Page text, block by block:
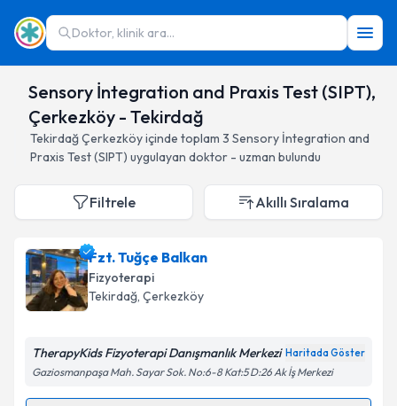
Doktor, klinik ara...
Sensory İntegration and Praxis Test (SIPT),
Çerkezköy - Tekirdağ
TekirdağÇerkezköyiçinde toplam 3 Sensory İntegration and
Praxis Test (SIPT) uygulayan doktor - uzman bulundu
Filtrele Akıllı Sıralama
Fzt. Tuğçe Balkan
Fizyoterapi
Tekirdağ, Çerkezköy
TherapyKids Fizyoterapi Danışmanlık Merkezi Haritada Göster
Gaziosmanpaşa Mah. Sayar Sok. No:6-8 Kat:5 D:26 Ak İş Merkezi